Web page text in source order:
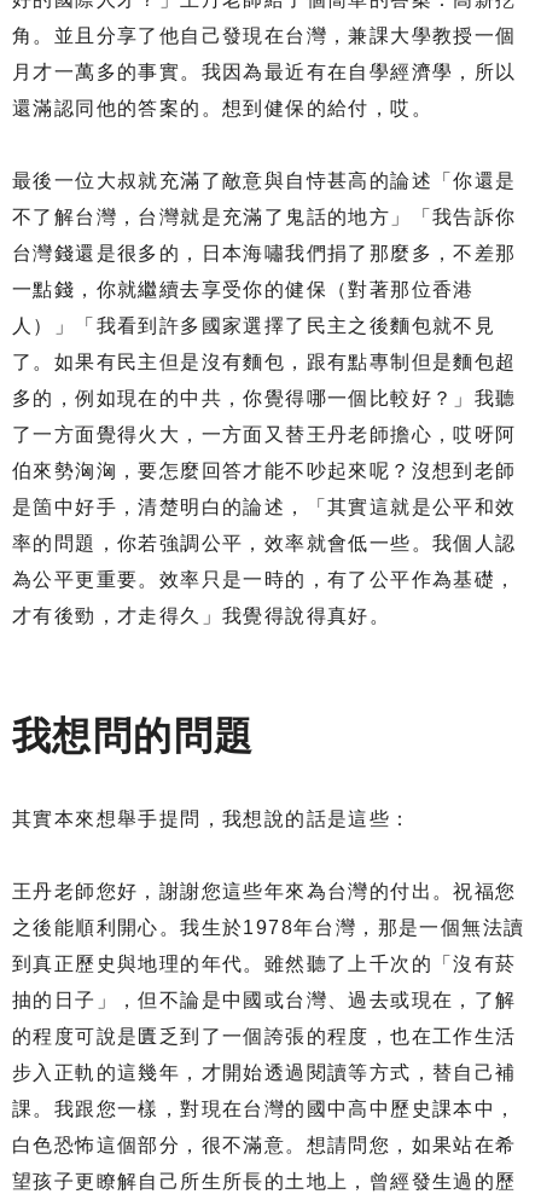
角。並且分享了他自己發現在台灣，兼課大學教授一個
月才一萬多的事實。我因為最近有在自學經濟學，所以
還滿認同他的答案的。想到健保的給付，哎。
最後一位大叔就充滿了敵意與自恃甚高的論述「你還是
不了解台灣，台灣就是充滿了鬼話的地方」「我告訴你
台灣錢還是很多的，日本海嘯我們捐了那麼多，不差那
一點錢，你就繼續去享受你的健保（對著那位香港
人）」「我看到許多國家選擇了民主之後麵包就不見
了。如果有民主但是沒有麵包，跟有點專制但是麵包超
多的，例如現在的中共，你覺得哪一個比較好？」我聽
了一方面覺得火大，一方面又替王丹老師擔心，哎呀阿
伯來勢洶洶，要怎麼回答才能不吵起來呢？沒想到老師
是箇中好手，清楚明白的論述，「其實這就是公平和效
率的問題，你若強調公平，效率就會低一些。我個人認
為公平更重要。效率只是一時的，有了公平作為基礎，
才有後勁，才走得久」我覺得說得真好。
我想問的問題
其實本來想舉手提問，我想說的話是這些：
王丹老師您好，謝謝您這些年來為台灣的付出。祝福您
之後能順利開心。我生於1978年台灣，那是一個無法讀
到真正歷史與地理的年代。雖然聽了上千次的「沒有菸
抽的日子」，但不論是中國或台灣、過去或現在，了解
的程度可說是匱乏到了一個誇張的程度，也在工作生活
步入正軌的這幾年，才開始透過閱讀等方式，替自己補
課。我跟您一樣，對現在台灣的國中高中歷史課本中，
白色恐怖這個部分，很不滿意。想請問您，如果站在希
望孩子更瞭解自己所生所長的土地上，曾經發生過的歷